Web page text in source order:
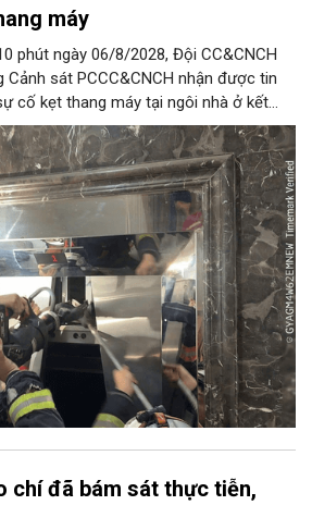
máy
phút ngày 06/8/2028, Đội CC&CNCH
sát PCCC&CNCH nhận được tin
cố kẹt thang máy tại ngôi nhà ở kết
số 1C Định Công Thượng, phường
(trong đó có 8 cháu nhỏ) bị mắc kẹt.
chí đã bám sát thực tiễn,